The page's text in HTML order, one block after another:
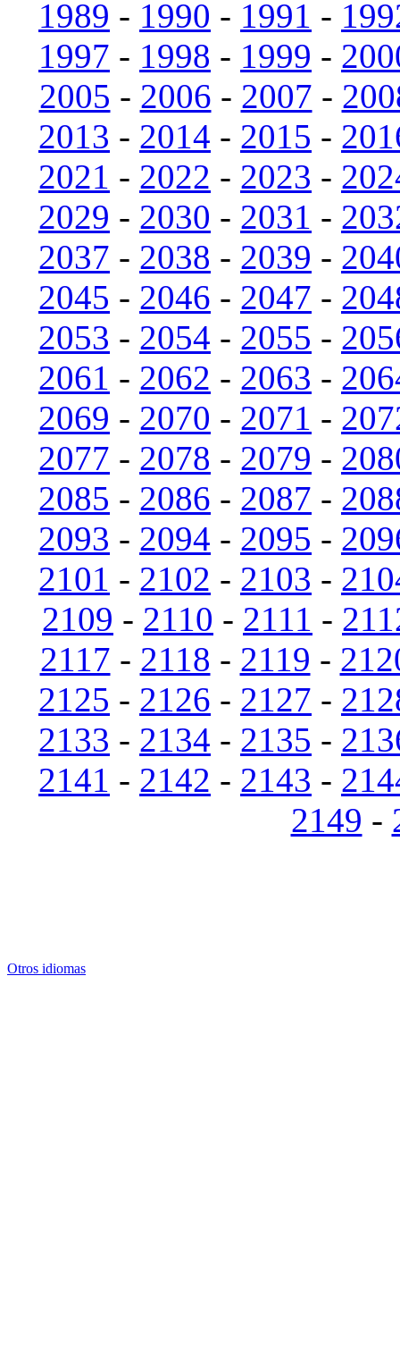
1989 - 1990 - 1991 -
1997 - 1998 - 1999 -
2005 - 2006 - 2007 -
2013 - 2014 - 2015 -
2021 - 2022 - 2023 -
2029 - 2030 - 2031 -
2037 - 2038 - 2039 -
2045 - 2046 - 2047 -
2053 - 2054 - 2055 -
2061 - 2062 - 2063 -
2069 - 2070 - 2071 -
2077 - 2078 - 2079 -
2085 - 2086 - 2087 -
2093 - 2094 - 2095 -
2101 - 2102 - 2103 -
2109 - 2110 - 2111 -
2117 - 2118 - 2119 -
2125 - 2126 - 2127 -
2133 - 2134 - 2135 -
2141 - 2142 - 2143 -
2149 -
Otros idiomas